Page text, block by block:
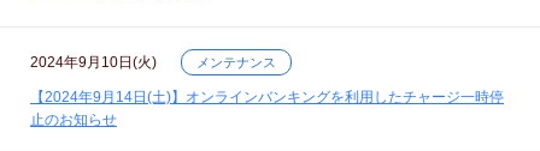
2024年9月10日(火) メンテナンス
【2024年9月14日(土)】オンラインバンキングを利用したチャージ一時停
止のお知らせ